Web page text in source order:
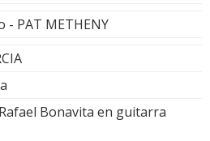
- PAT METHENY
Bonavita en guitarra